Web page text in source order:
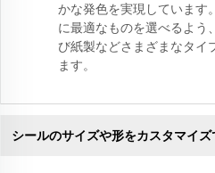
かな発色を実現しています
に最適なものを選べるよう
び紙製などさまざまなタイ
ます。
シールのサイズや形をカスタマイズ